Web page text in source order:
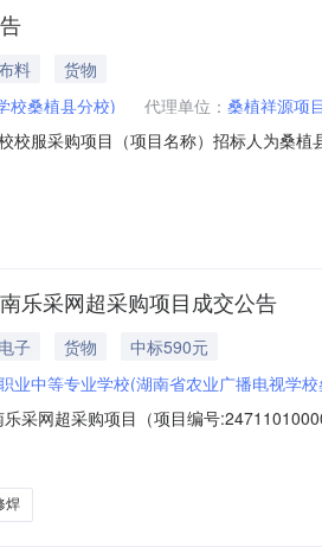
料
货物
校桑植县分校) 代理单位： 桑植祥源项
校服采购项目（项目名称）招标人为桑
制作应坚持“安全舒适，经济实用、美
乐采网超采购项目成交公告
子 货物
中标590元
业中等专业学校(湖南省农业广播电视学
采网超采购项目（项目编号
职业中等专业学校采购单位地址：桑
焊